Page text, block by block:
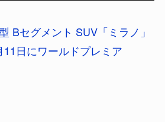
Bセグメント SUV「ミラノ」
日にワールドプレミア